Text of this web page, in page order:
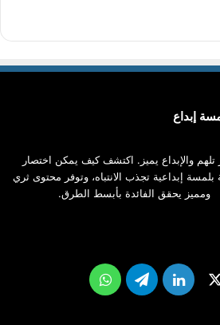
إبداع
تلهم والإبداع يميز. اكتشف كيف يمكن اختصار
بلمسة إبداعية تجذب الانتباه، وتوفر محتوى ثري
ومميز يحقق الفائدة بأبسط الطرق.
لينكدإنتيلقرامواتساب